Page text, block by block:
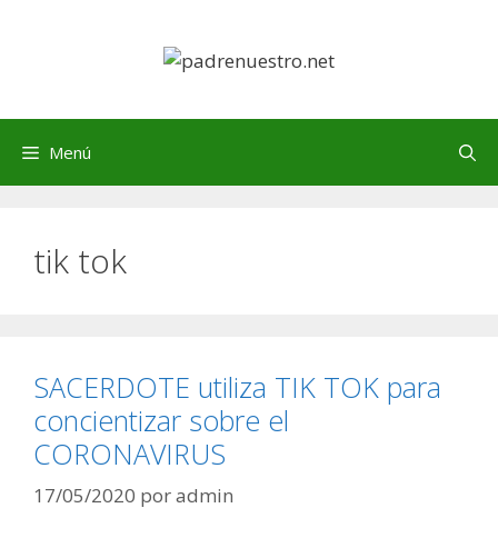
Menú
tik tok
SACERDOTE utiliza TIK TOK para
concientizar sobre el
CORONAVIRUS
17/05/2020 poradmin